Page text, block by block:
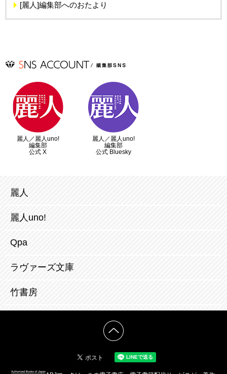
[麗人]編集部へのおたより
麗人／麗人uno!
編集部
公式 X
麗人／麗人uno!
編集部
公式 Bluesky
麗人
麗人uno!
Qpa
ラヴァーズ文庫
竹書房